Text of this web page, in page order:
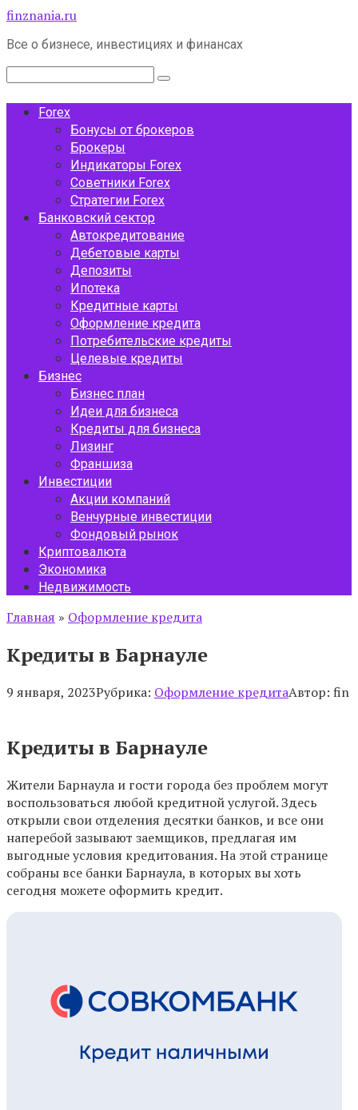
Перейти
контенту
finznania.ru
Все о бизнесе, инвестициях и финансах
Поиск:
Forex
Бонусы от брокеров
Брокеры
Индикаторы Forex
Советники Forex
Стратегии Forex
Банковский сектор
Автокредитование
Дебетовые карты
Депозиты
Ипотека
Кредитные карты
Оформление кредита
Потребительские кредиты
Целевые кредиты
Бизнес
Бизнес план
Идеи для бизнеса
Кредиты для бизнеса
Лизинг
Франшиза
Инвестиции
Акции компаний
Венчурные инвестиции
Фондовый рынок
Криптовалюта
Экономика
Недвижимость
Главная » Оформление кредита
Кредиты в Барнауле
9 января, 2023Рубрика: Оформление кредитаАвтор: fin
Кредиты в Барнауле
Жители Барнаула и гости города без проблем могут
воспользоваться любой кредитной услугой. Здесь
открыли свои отделения десятки банков, и все они
наперебой зазывают заемщиков, предлагая им
выгодные условия кредитования. На этой странице
собраны все банки Барнаула, в которых вы хоть
сегодня можете оформить кредит.